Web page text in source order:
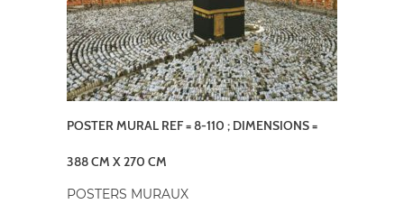
POSTER MURAL REF = 8-110 ; DIMENSIONS =
388 CM X 270 CM
POSTERS MURAUX